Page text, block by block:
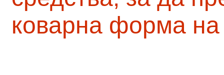
коварна форма на